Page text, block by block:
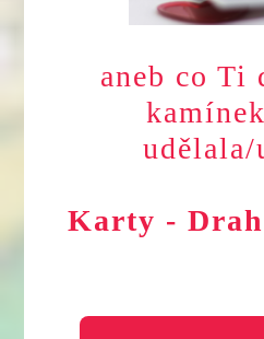
aneb co Ti
udělala/
Karty -